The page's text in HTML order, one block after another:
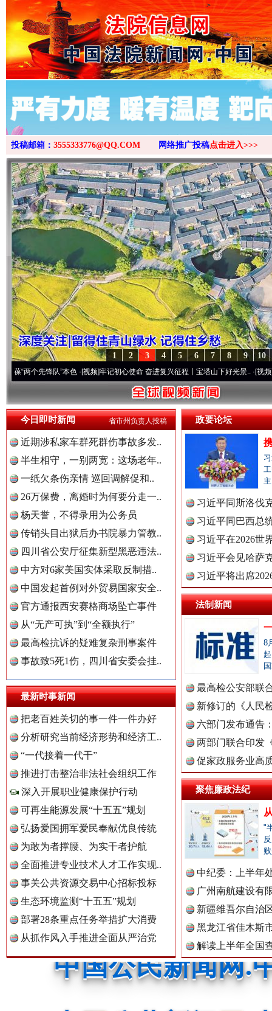
>
投稿邮箱： 3555333776@QQ.COM 网络推广投稿点击进入>>>
10
9
8
7
6
5
4
3
2
1
队”本色·[视频]牢记初心使命 奋进复兴征程丨宝塔山下好光景..·[视频]因党而生 为
今日即时新闻
近期涉私家车群死群伤事故多发..
半生相守，一别两宽：这场老年..
一纸欠条伤亲情 巡回调解促和..
26万保费，离婚时为何要分走一..
杨天誉，不得录用为公务员
传销头目出狱后办书院暴力管教..
四川省公安厅征集新型黑恶违法..
中方对6家美国实体采取反制措..
中国发起首例对外贸易国家安全..
官方通报西安赛格商场坠亡事件
从“无产可执”到“全额执行”
最高检抗诉的疑难复杂刑事案件
事故致5死1伤，四川省安委会挂..
最新时事新闻
把老百姓关切的事一件一件办好
分析研究当前经济形势和经济工..
“一代接着一代干”
推进打击整治非法社会组织工作
深入开展职业健康保护行动
可再生能源发展“十五五”规划
弘扬爱国拥军爱民奉献优良传统
为敢为者撑腰、为实干者护航
全面推进专业技术人才工作实现..
事关公共资源交易中心招标投标
生态环境监测“十五五”规划
部署28条重点任务举措扩大消费
从抓作风入手推进全面从严治党
省市州负责人投稿 政要论坛
习近平同斯洛伐
习近平同巴西总
习近平在2026世
理高级..
习近平会见哈萨
习近平将出席
球治理..
法制新闻
8
最高检公安部联
周岁未..
新修订的《人民
布
六部门发布通告
两部门联合印发
定》
促家政服务业高
聚焦廉政法纪
"
中纪委：上半年
广州南航建设有
新疆维吾尔自治
黑龙江省佳木斯
解读上半年全国
数据
中国全民新闻网.
中国公众新闻网.
中国公民新闻网.
中国公共新闻网.
“后车司机肯定在骂我” 全民健
世界屋脊 天路回响